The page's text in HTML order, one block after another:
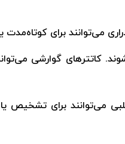
می‌توانند برای
کاتترهای گوارشی
می‌توانند برای تشخیص